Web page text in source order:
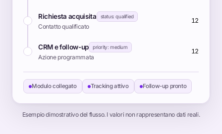
Richiesta acquisita status: qualified
Contatto qualificato
12
CRM e follow-up priority: medium
Azione programmata
12
Modulo collegato Tracking attivo Follow-up pronto
Esempio dimostrativo del flusso. I valori non rappresentano dati reali.